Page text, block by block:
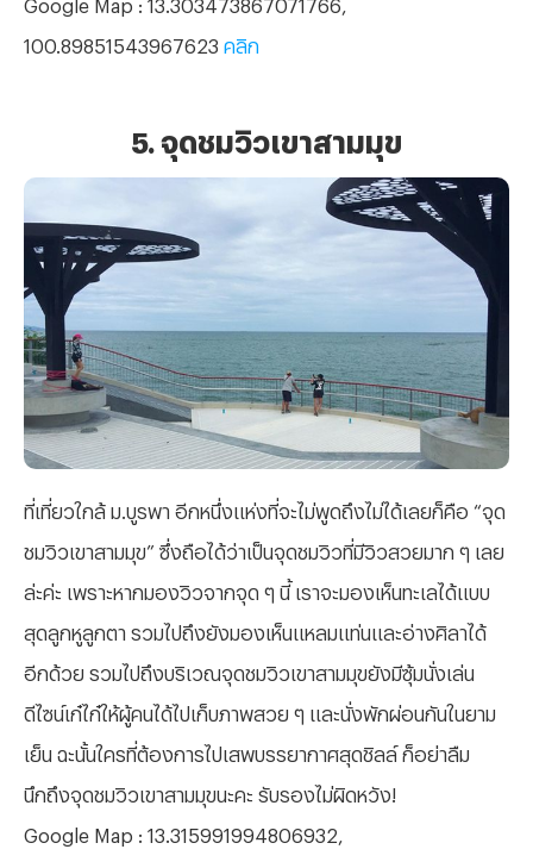
100.89851543967623 คลิก
5. จุดชมวิวเขาสามมุข
ที่เที่ยวใกล้ ม.บูรพา อีกหนึ่งแห่งที่จะไม่พูดถึงไม่ได้เลยก็คือ “จุด
ชมวิวเขาสามมุข” ซึ่งถือได้ว่าเป็นจุดชมวิวที่มีวิวสวยมาก ๆ เลย
ล่ะค่ะ เพราะหากมองวิวจากจุด ๆ นี้ เราจะมองเห็นทะเลได้แบบ
สุดลูกหูลูกตา รวมไปถึงยังมองเห็นแหลมแท่นและอ่างศิลาได้
อีกด้วย รวมไปถึงบริเวณจุดชมวิวเขาสามมุขยังมีซุ้มนั่งเล่น
ดีไซน์เก๋ไก๋ให้ผู้คนได้ไปเก็บภาพสวย ๆ และนั่งพักผ่อนกันในยาม
เย็น ฉะนั้นใครที่ต้องการไปเสพบรรยากาศสุดชิลล์ ก็อย่าลืม
นึกถึงจุดชมวิวเขาสามมุขนะคะ รับรองไม่ผิดหวัง!
Google Map : 13.315991994806932,